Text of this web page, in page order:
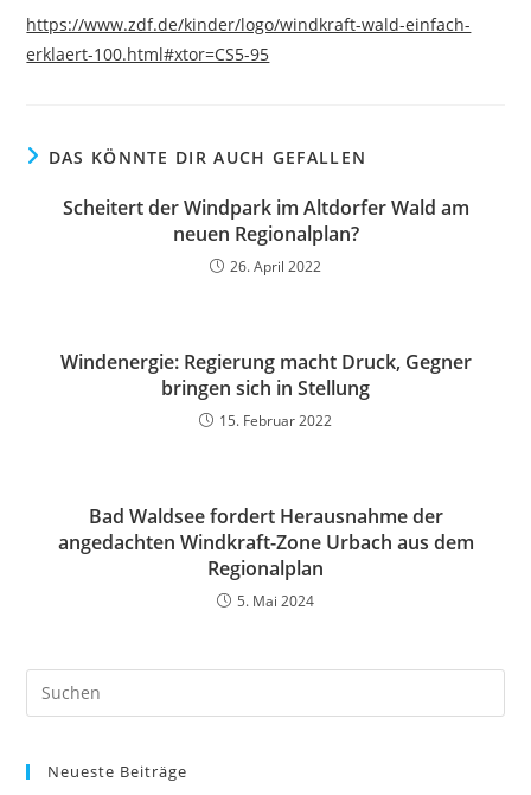
https://www.zdf.de/kinder/logo/windkraft-wald-einfach-
erklaert-100.html#xtor=CS5-95
DAS KÖNNTE DIR AUCH GEFALLEN
Scheitert der Windpark im Altdorfer Wald am
neuen Regionalplan?
26. April 2022
Windenergie: Regierung macht Druck, Gegner
bringen sich in Stellung
15. Februar 2022
Bad Waldsee fordert Herausnahme der
angedachten Windkraft-Zone Urbach aus dem
Regionalplan
5. Mai 2024
Neueste Beiträge